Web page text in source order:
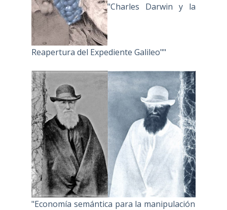
"Charles Darwin y la
Reapertura del Expediente Galileo""
"Economía semántica para la manipulación